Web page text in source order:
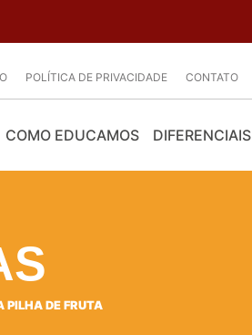
POLÍTICA DE PRIVACIDADE CONTATO
COMO EDUCAMOS DIFERENCIAIS
PILHA DE FRUTA